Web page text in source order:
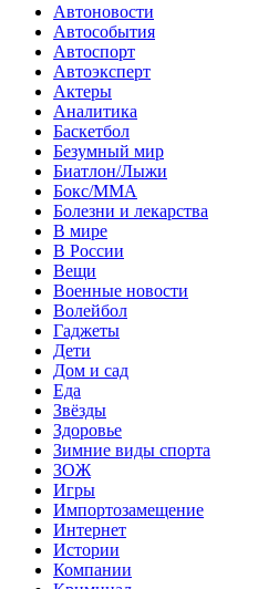
Автоновости
Автособытия
Автоспорт
Автоэксперт
Актеры
Аналитика
Баскетбол
Безумный мир
Биатлон/Лыжи
Бокс/MMA
Болезни и лекарства
В мире
В России
Вещи
Военные новости
Волейбол
Гаджеты
Дети
Дом и сад
Еда
Звёзды
Здоровье
Зимние виды спорта
ЗОЖ
Игры
Импортозамещение
Интернет
Истории
Компании